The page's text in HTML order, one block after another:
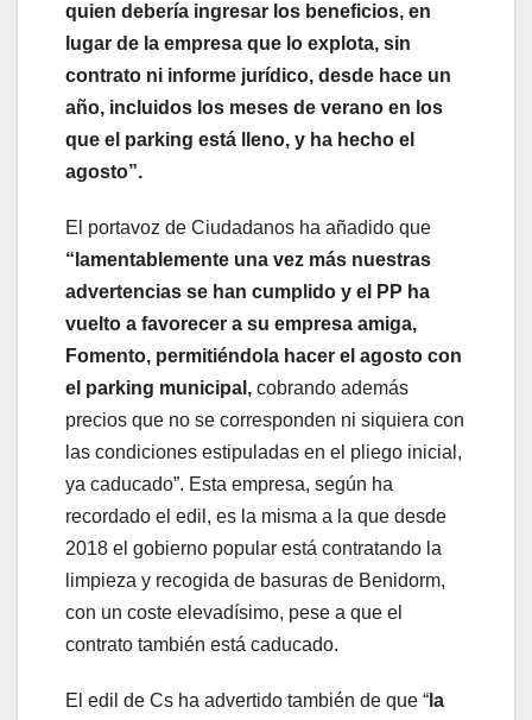
quien debería ingresar los beneficios, en
lugar de la empresa que lo explota, sin
contrato ni informe jurídico, desde hace un
año, incluidos los meses de verano en los
que el parking está lleno, y ha hecho el
agosto”.
El portavoz de Ciudadanos ha añadido que
“lamentablemente una vez más nuestras
advertencias se han cumplido y el PP ha
vuelto a favorecer a su empresa amiga,
Fomento, permitiéndola hacer el agosto con
el parking municipal, cobrando además
precios que no se corresponden ni siquiera con
las condiciones estipuladas en el pliego inicial,
ya caducado”. Esta empresa, según ha
recordado el edil, es la misma a la que desde
2018 el gobierno popular está contratando la
limpieza y recogida de basuras de Benidorm,
con un coste elevadísimo, pese a que el
contrato también está caducado.
El edil de Cs ha advertido también de que “ la